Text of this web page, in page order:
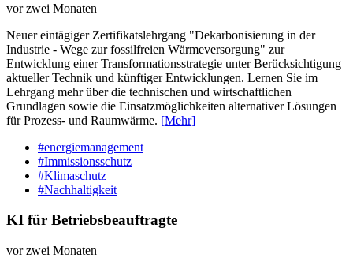
vor zwei Monaten
Neuer eintägiger Zertifikatslehrgang "Dekarbonisierung in der
Industrie - Wege zur fossilfreien Wärmeversorgung" zur
Entwicklung einer Transformationsstrategie unter Berücksichtigung
aktueller Technik und künftiger Entwicklungen. Lernen Sie im
Lehrgang mehr über die technischen und wirtschaftlichen
Grundlagen sowie die Einsatzmöglichkeiten alternativer Lösungen
für Prozess- und Raumwärme. [Mehr]
#energiemanagement
#Immissionsschutz
#Klimaschutz
#Nachhaltigkeit
KI für Betriebsbeauftragte
vor zwei Monaten